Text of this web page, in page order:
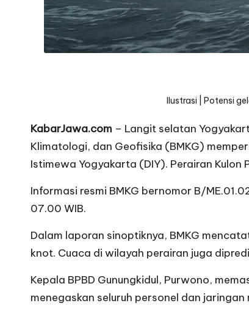
Ilustrasi | Potensi
KabarJawa.com – Langit selatan
Klimatologi, dan Geofisika (BMKG)
Istimewa Yogyakarta (DIY). Perairan
Informasi resmi BMKG bernomor B/
07.00 WIB.
Dalam laporan sinoptiknya, BMKG
knot. Cuaca di wilayah perairan juga
Kepala BPBD Gunungkidul, Purwono,
menegaskan seluruh personel dan